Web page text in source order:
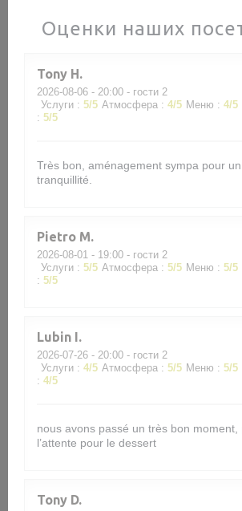
Оценки наших
Tony H
2026-08-06 - 20:00 - гости 2
Услуги : 5/5 Атмосфера : 4/5 Меню : 4/5
: 5/5
Très bon, aménagement sympa pour
tranquillité.
Pietro M
2026-08-01 - 19:00 - гости 2
Услуги : 5/5 Атмосфера : 5/5 Меню : 5/5
: 5/5
Lubin I
2026-07-26 - 20:00 - гости 2
Услуги : 4/5 Атмосфера : 5/5 Меню : 5/5
: 4/5
nous avons passé un très bon moment,
l’attente pour le dessert
Tony D